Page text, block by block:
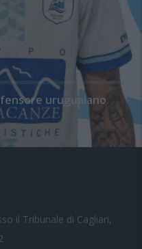
uruguaiano
il Tribunale di Cagliari,